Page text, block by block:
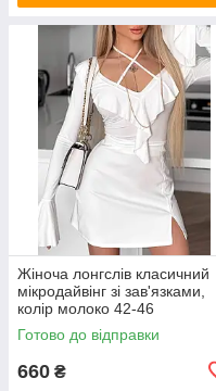
Жіноча лонгслів класичний
мікродайвінг зі зав'язками,
колір молоко 42-46
Готово до відправки
660 ₴